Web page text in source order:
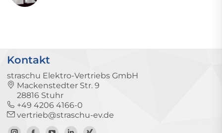
Kontakt
straschu Elektro-Vertriebs GmbH
Mackenstedter Str. 9
28816 Stuhr
+49 4206 4166-0
vertrieb@straschu-ev.de